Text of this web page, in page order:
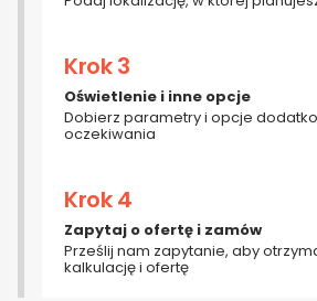
Krok 3
Oświetlenie i inne opcje
Dobierz parametry i opcje
oczekiwania
Krok 4
Zapytaj o ofertę i zamów
Prześlij nam zapytanie, aby
kalkulację i ofertę